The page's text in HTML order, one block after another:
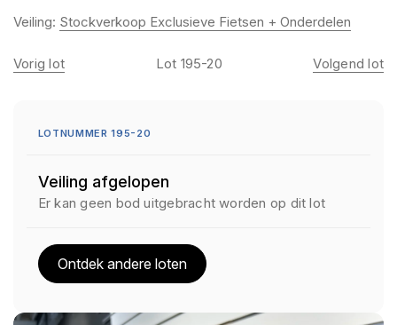
Veiling: Stockverkoop Exclusieve Fietsen + Onderdelen
Vorig lot Lot 195-20 Volgend lot
LOTNUMMER 195-20
Veiling afgelopen
Er kan geen bod uitgebracht worden op dit lot
Ontdek andere loten